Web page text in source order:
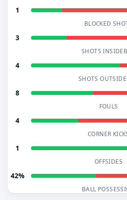
1
BLOCKED
3
SHOTS
4
SHOTS
8
FOULS
4
CORNER
1
OFFSIDES
42%
BALL